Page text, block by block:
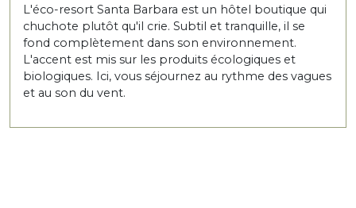
L'éco-resort Santa Barbara est un hôtel boutique qui
chuchote plutôt qu'il crie. Subtil et tranquille, il se
fond complètement dans son environnement.
L'accent est mis sur les produits écologiques et
biologiques. Ici, vous séjournez au rythme des vagues
et au son du vent.